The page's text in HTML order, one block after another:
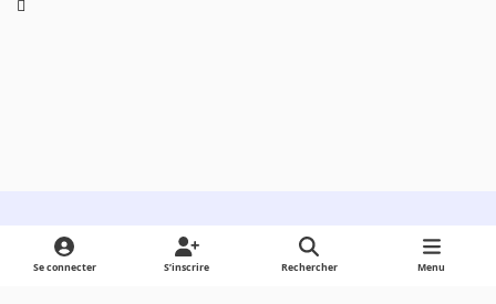
Light ModeDark ModeSystem Preference
Se connecter S’inscrire Rechercher Menu